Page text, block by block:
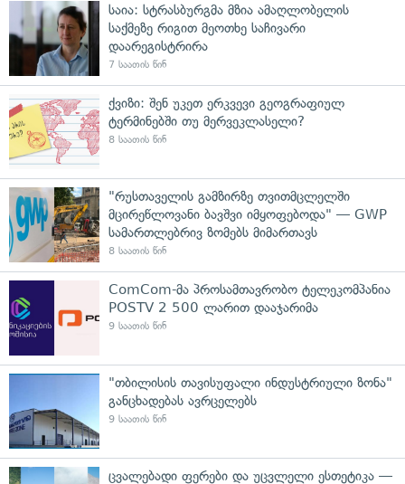
საია: სტრასბურგმა მზია ამაღლობელის
საქმეზე რიგით მეოთხე საჩივარი
დაარეგისტრირა
7 საათის წინ
ქვიზი: შენ უკეთ ერკვევი გეოგრაფიულ
ტერმინებში თუ მერვეკლასელი?
8 საათის წინ
"რუსთაველის გამზირზე თვითმცლელში
მცირეწლოვანი ბავშვი იმყოფებოდა" — GWP
სამართლებრივ ზომებს მიმართავს
8 საათის წინ
ComCom-მა პროსამთავრობო ტელეკომპანია
POSTV 2 500 ლარით დააჯარიმა
9 საათის წინ
"თბილისის თავისუფალი ინდუსტრიული ზონა"
განცხადებას ავრცელებს
9 საათის წინ
ცვალებადი ფერები და უცვლელი ესთეტიკა —